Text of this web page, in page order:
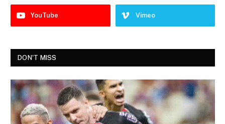
YouTube Vimeo
DON'T MISS